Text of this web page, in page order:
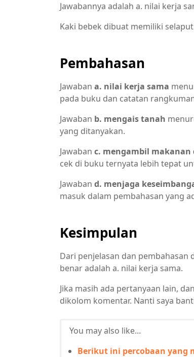
Jawabannya adalah a. nilai kerja
Kaki bebek dibuat memiliki
Pembahasan
Jawaban a. nilai kerja sama
pada buku dan catatan
Jawaban b. mengais tanah
yang ditanyakan.
Jawaban c. mengambil makanan
cek di buku ternyata lebih tepat
Jawaban d. menjaga
masuk dalam pembahasan yang
Kesimpulan
Dari penjelasan dan
benar adalah a. nilai kerja sama.
Jika masih ada pertanyaan lain,
dikolom komentar. Nanti saya
You may also like...
Berikut ini percobaan yang